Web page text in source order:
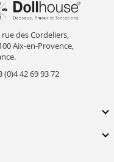
rue des Cordeliers,
Aix-en-Provence,
(0)4 42 69 93 72